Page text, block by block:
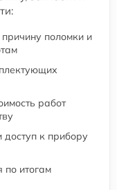
поломки и
работ
к прибору
по итогам